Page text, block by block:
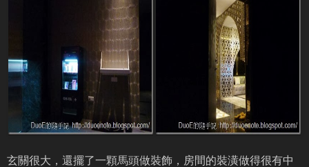
玄關很大，還擺了一顆馬頭做裝飾，房間的裝潢做得很有中